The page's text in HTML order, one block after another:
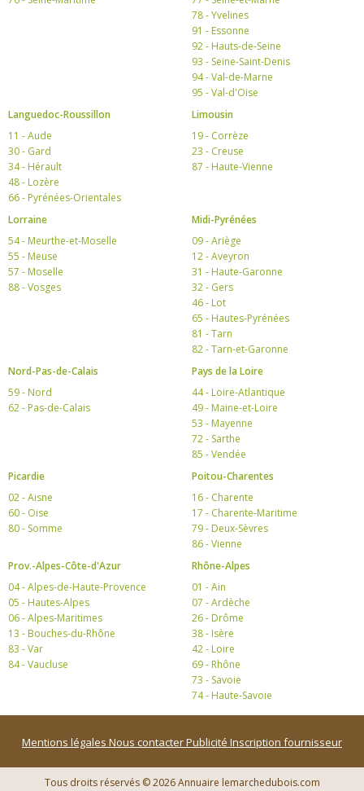
78 - Yvelines
91 - Essonne
92 - Hauts-de-Seine
93 - Seine-Saint-Denis
94 - Val-de-Marne
95 - Val-d'Oise
Languedoc-Roussillon
11 - Aude
30 - Gard
34 - Hérault
48 - Lozère
66 - Pyrénées-Orientales
Limousin
19 - Corrèze
23 - Creuse
87 - Haute-Vienne
Lorraine
54 - Meurthe-et-Moselle
55 - Meuse
57 - Moselle
88 - Vosges
Midi-Pyrénées
09 - Ariège
12 - Aveyron
31 - Haute-Garonne
32 - Gers
46 - Lot
65 - Hautes-Pyrénées
81 - Tarn
82 - Tarn-et-Garonne
Nord-Pas-de-Calais
59 - Nord
62 - Pas-de-Calais
Pays de la Loire
44 - Loire-Atlantique
49 - Maine-et-Loire
53 - Mayenne
72 - Sarthe
85 - Vendée
Picardie
02 - Aisne
60 - Oise
80 - Somme
Poitou-Charentes
16 - Charente
17 - Charente-Maritime
79 - Deux-Sèvres
86 - Vienne
Prov.-Alpes-Côte-d'Azur
04 - Alpes-de-Haute-Provence
05 - Hautes-Alpes
06 - Alpes-Maritimes
13 - Bouches-du-Rhône
83 - Var
84 - Vaucluse
Rhône-Alpes
01 - Ain
07 - Ardèche
26 - Drôme
38 - Isère
42 - Loire
69 - Rhône
73 - Savoie
74 - Haute-Savoie
Mentions légales Nous contacterPublicité Inscription fournisseur
Tous droits réservés © 2026 Annuaire lemarchedubois.com